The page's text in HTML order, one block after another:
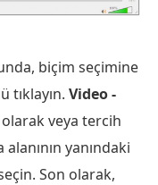
biçim seçimine
tıklayın. Video -
veya tercih
yanındaki
Son olarak,